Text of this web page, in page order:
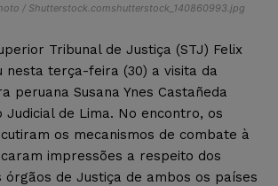
/ Shutterstock.comshutterstock_140860993.jpg
Tribunal de Justiça (STJ) Felix
nesta terça-feira (30) a visita da
peruana Susana Ynes Castañeda
Judicial de Lima. No encontro, os
os mecanismos de combate à
impressões a respeito dos
órgãos de Justiça de ambos os países